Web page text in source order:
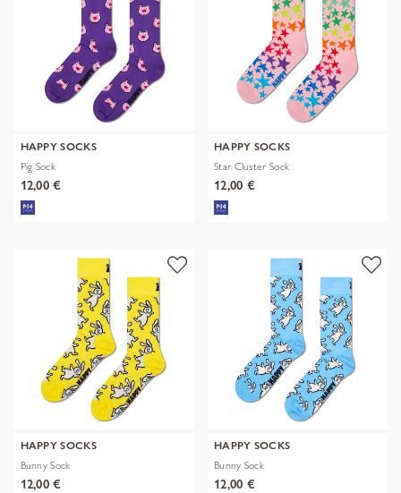
HAPPY SOCKS
Pig Sock
12,00 €
HAPPY SOCKS
Star Cluster Sock
12,00 €
HAPPY SOCKS
Bunny Sock
12,00 €
HAPPY SOCKS
Bunny Sock
12,00 €